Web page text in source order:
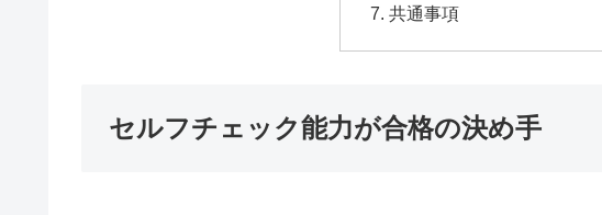
共通事項
セルフチェック能力が合格の決め手